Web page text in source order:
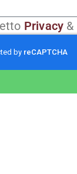
Privacy &